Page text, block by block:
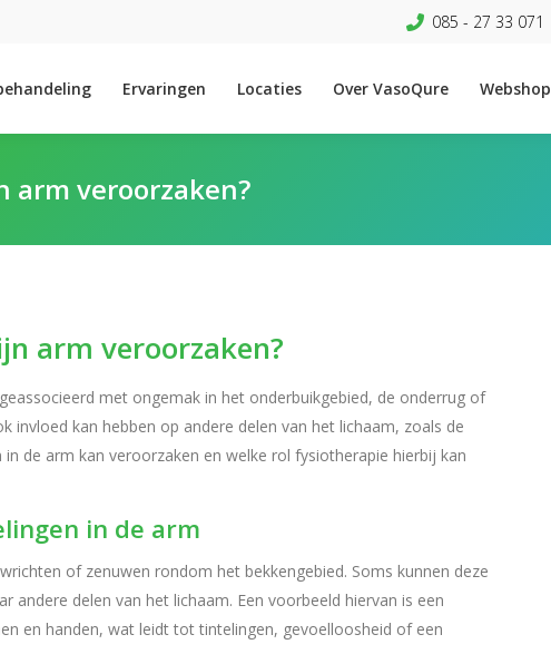
085 - 27 33 071
Ervaringen Locaties Over VasoQure Webshop
veroorzaken?
arm veroorzaken?
met ongemak in het onderbuikgebied, de onderrug of
invloed kan hebben op andere delen van het lichaam, zoals de
de arm kan veroorzaken en welke rol fysiotherapie hierbij kan
in de arm
of zenuwen rondom het bekkengebied. Soms kunnen deze
delen van het lichaam. Een voorbeeld hiervan is een
en handen, wat leidt tot tintelingen, gevoelloosheid of een